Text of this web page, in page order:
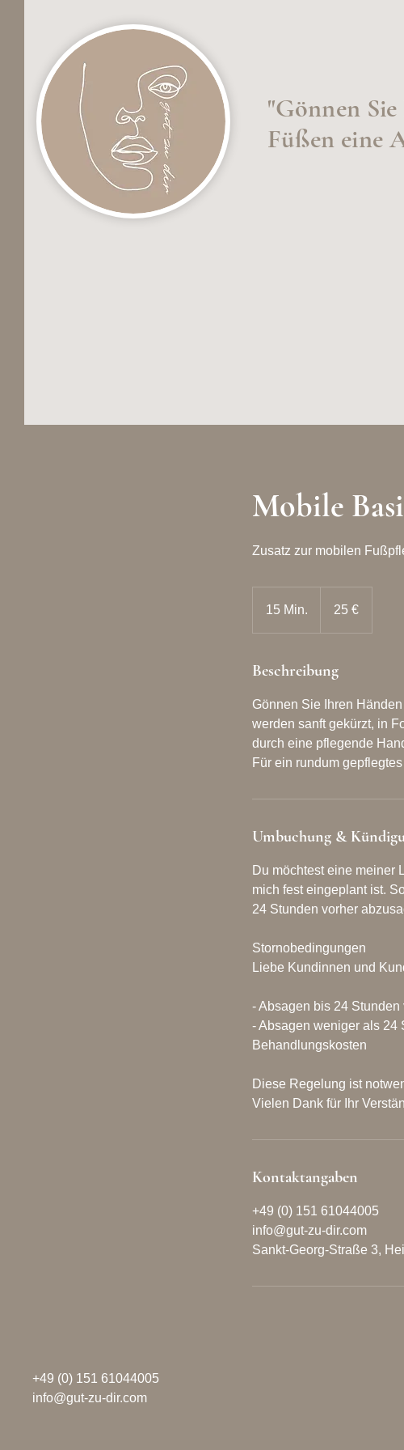
"Gönnen
Füßen eine
Mobile
Zusatz zur mobilen
15 Min.
5
i
.
25 €
Beschreibung
Gönnen Sie Ihren
werden sanft gekürzt, in
durch eine pflegende
Für ein rundum
Umbuchung &
Du möchtest eine meiner
mich fest eingeplant ist.
24 Stunden vorher
Stornobedingungen
Liebe Kundinnen und
- Absagen bis 24 Stunden
- Absagen weniger als 24
Behandlungskosten
Diese Regelung ist
Vielen Dank für Ihr
Kontaktangaben
+49 (0) 151 61044005
info@gut-zu-dir.com
Sankt-Georg-Straße 3,
+49 (0) 151 61044005
info@gut-zu-dir.com